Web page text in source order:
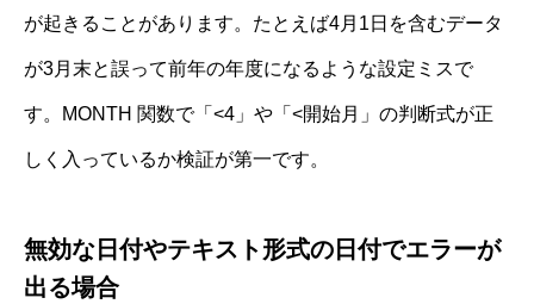
が起きることがあります。たとえば4月1日を含むデータ
が3月末と誤って前年の年度になるような設定ミスで
す。MONTH 関数で「<4」や「<開始月」の判断式が正
しく入っているか検証が第一です。
無効な日付やテキスト形式の日付でエラーが
出る場合